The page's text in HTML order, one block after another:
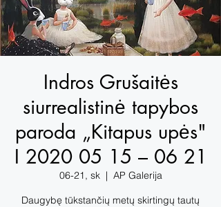
Indros Grušaitės
siurrealistinė tapybos
paroda „Kitapus upės"
I 2020 05 15 – 06 21
06-21, sk
  |
AP Galerija
Daugybę tūkstančių metų skirtingų tautų